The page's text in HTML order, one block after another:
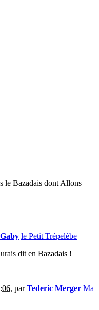
le Bazadais dont Allons
Gaby le Petit Trépelèbe
dit en Bazadais !
, parTederic Merger Ma